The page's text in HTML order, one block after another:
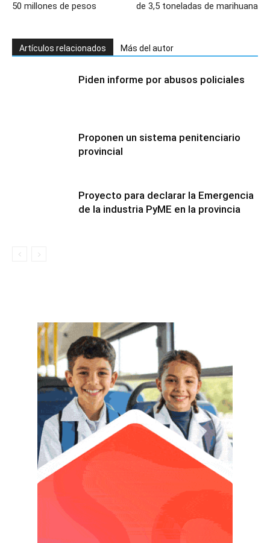
50 millones de pesos
de 3,5 toneladas de marihuana
Artículos relacionados Más del autor
Piden informe por abusos policiales
Proponen un sistema penitenciario
provincial
Proyecto para declarar la Emergencia
de la industria PyME en la provincia